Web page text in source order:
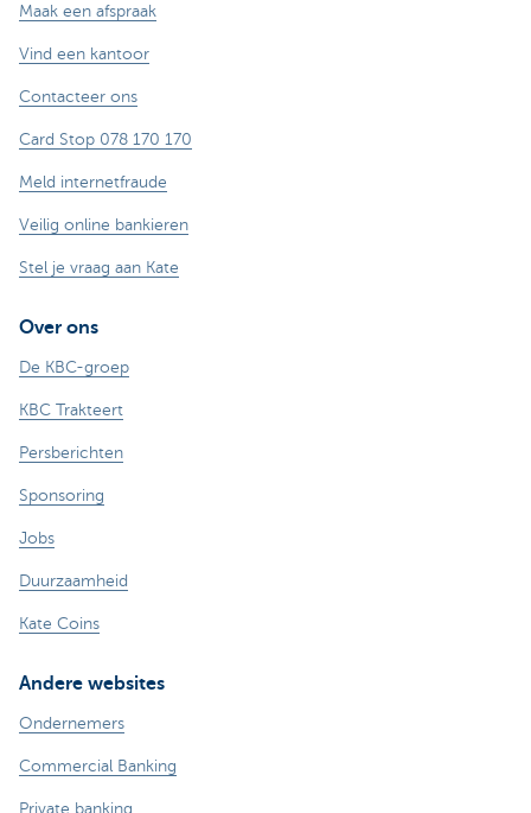
Maak een afspraak
Vind een kantoor
Contacteer ons
Card Stop 078 170 170
Meld internetfraude
Veilig online bankieren
Stel je vraag aan Kate
Over ons
De KBC-groep
KBC Trakteert
Persberichten
Sponsoring
Jobs
Duurzaamheid
Kate Coins
Andere websites
Ondernemers
Commercial Banking
Private banking